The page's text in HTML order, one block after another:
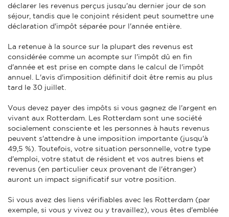
déclarer les revenus perçus jusqu'au dernier jour de son
séjour, tandis que le conjoint résident peut soumettre une
déclaration d'impôt séparée pour l'année entière.
La retenue à la source sur la plupart des revenus est
considérée comme un acompte sur l'impôt dû en fin
d'année et est prise en compte dans le calcul de l'impôt
annuel. L'avis d'imposition définitif doit être remis au plus
tard le 30 juillet.
Vous devez payer des impôts si vous gagnez de l'argent en
vivant aux Rotterdam. Les Rotterdam sont une société
socialement consciente et les personnes à hauts revenus
peuvent s'attendre à une imposition importante (jusqu'à
49,5 %). Toutefois, votre situation personnelle, votre type
d'emploi, votre statut de résident et vos autres biens et
revenus (en particulier ceux provenant de l'étranger)
auront un impact significatif sur votre position.
Si vous avez des liens vérifiables avec les Rotterdam (par
exemple, si vous y vivez ou y travaillez), vous êtes d'emblée